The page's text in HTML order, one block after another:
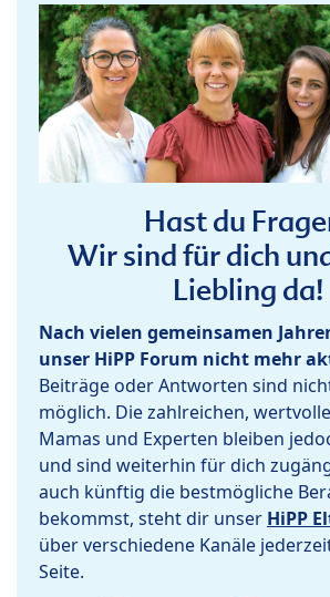
Hast du
Wir sind für dich
Liebling da!
Nach vielen gemeinsamen
unser HiPP Forum nicht mehr
Beiträge oder Antworten sind
möglich. Die zahlreichen,
Mamas und Experten bleiben
und sind weiterhin für dich
auch künftig die bestmögliche
bekommst, steht dir unser HiPP
über verschiedene Kanäle
Seite.